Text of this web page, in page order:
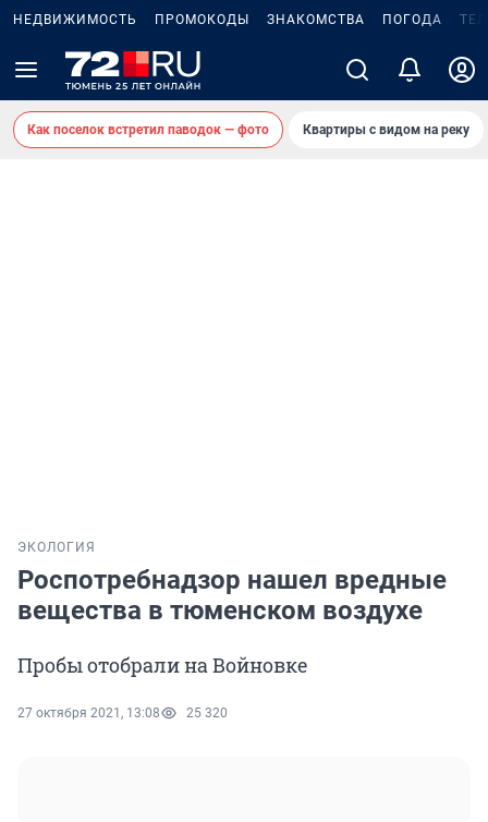
НЕДВИЖИМОСТЬ ПРОМОКОДЫ ЗНАКОМСТВА ПОГОДА
Как поселок встретил паводок — фото Квартиры с видом на реку
ЭКОЛОГИЯ
Роспотребнадзор нашел вредные
вещества в тюменском воздухе
Пробы отобрали на Войновке
27 октября 2021, 13:08 25 320